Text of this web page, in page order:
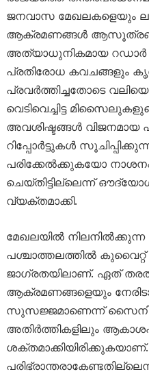
ജനവാസ മേഖലകളെയും
ആക്രമണങ്ങൾ
അത്യാധുനികമായ റഡാർ
പ്രതിരോധ കവചങ്ങളും
പ്രവർത്തിച്ചതോടെ
വെടിവെച്ചിട്ട
അവശിഷ്ടങ്ങൾ വിജനമായ
റിപ്പോർട്ടുകൾ
പരിക്കേൽക്കുകയോ
ചെയ്തിട്ടില്ലെന്ന്
വ്യക്തമാക്കി.
മേഖലയിൽ
പശ്ചാത്തലത്തിൽ
ജാഗ്രതയിലാണ്. ഏത്
ആക്രമണങ്ങളെയും
സുസജ്ജമാണെന്ന്
അതിർത്തികളിലും